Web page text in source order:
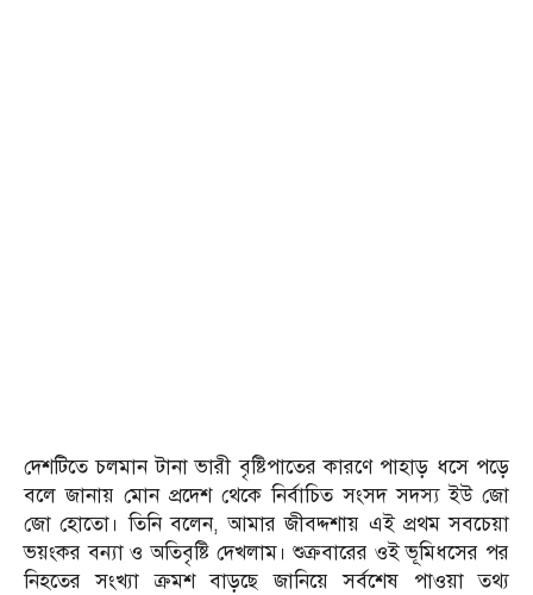
দেশটিতে চলমান টানা ভারী বৃষ্টিপাতের কারণে পাহাড় ধসে পড়ে
বলে জানায় মোন প্রদেশ থেকে নির্বাচিত সংসদ সদস্য ইউ জো
জো হোতো। তিনি বলেন, আমার জীবদ্দশায় এই প্রথম সবচেয়া
ভয়ংকর বন্যা ও অতিবৃষ্টি দেখলাম। শুক্রবারের ওই ভূমিধসের পর
নিহতের সংখ্যা ক্রমশ বাড়ছে জানিয়ে সর্বশেষ পাওয়া তথ্য